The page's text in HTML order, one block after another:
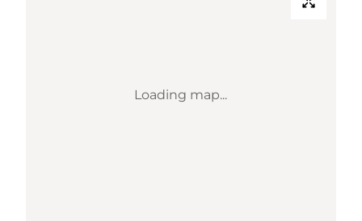
Loading map...